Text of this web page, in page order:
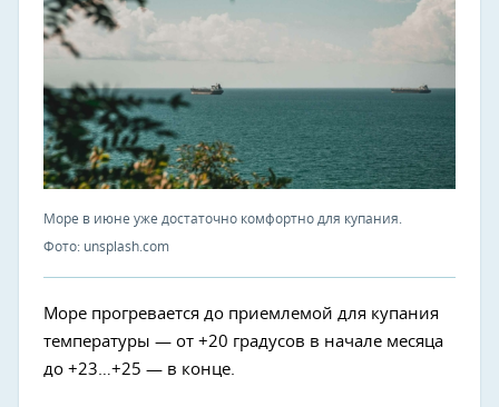
Море в июне уже достаточно комфортно для купания.
Фото: unsplash.com
Море прогревается до приемлемой для купания
температуры — от +20 градусов в начале месяца
до +23…+25 — в конце.